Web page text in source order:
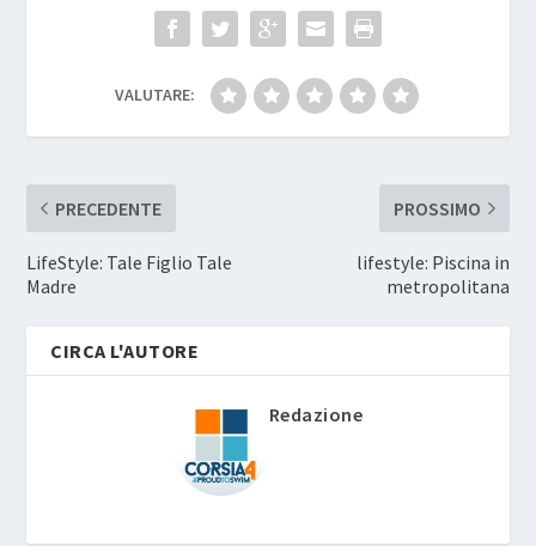
VALUTARE:
PRECEDENTE
LifeStyle: Tale Figlio Tale
Madre
PROSSIMO
lifestyle: Piscina in
metropolitana
CIRCA L'AUTORE
Redazione